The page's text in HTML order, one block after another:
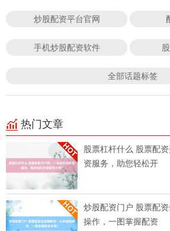
炒股配资平台官网
手机炒股配资软件
全部话题标签
热门文章
股票杠杆什么 股票配
资服务，助您轻松开
炒股配资门户 股票配
操作，一图掌握配资